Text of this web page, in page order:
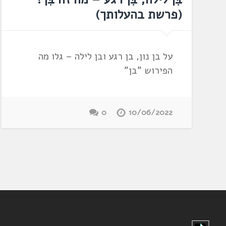
(פרשת בהעלותך)
על בן נון, בן רגע ובן לילה – גלו מה
הפירוש "בן"
10/06/2022
0